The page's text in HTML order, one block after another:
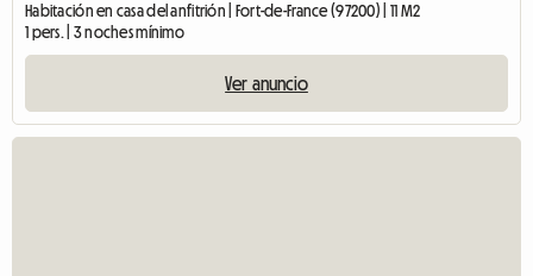
Habitación en casa del anfitrión | Fort-de-France (97200) | 11 M2
1 pers. | 3 noches mínimo
Ver anuncio